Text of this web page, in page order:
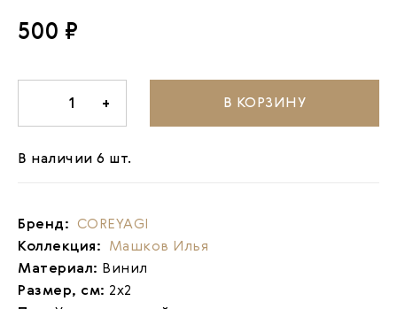
500 ₽
1 + В КОРЗИНУ
В наличии 6 шт.
Бренд: COREYAGI
Коллекция: Машков Илья
Материал: Винил
Размер, см: 2х2